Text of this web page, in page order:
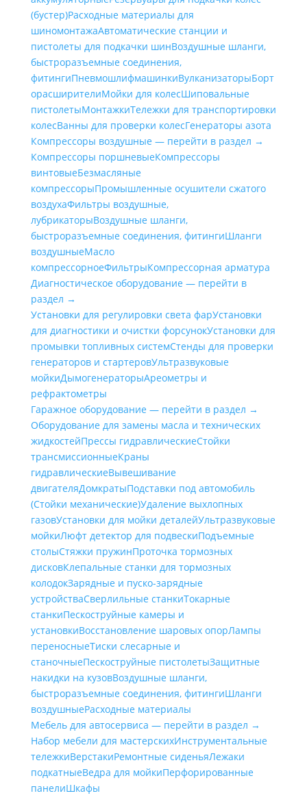
(бустер)Расходные материалы для
шиномонтажаАвтоматические станции и
пистолеты для подкачки шинВоздушные шланги,
быстроразъемные соединения,
фитингиПневмошлифмашинкиВулканизаторыБорт
орасширителиМойки для колесШиповальные
пистолетыМонтажкиТележки для транспортировки
колесВанны для проверки колесГенераторы азота
Компрессоры воздушные — перейти в раздел →
Компрессоры поршневыеКомпрессоры
винтовыеБезмасляные
компрессорыПромышленные осушители сжатого
воздухаФильтры воздушные,
лубрикаторыВоздушные шланги,
быстроразъемные соединения, фитингиШланги
воздушныеМасло
компрессорноеФильтрыКомпрессорная арматура
Диагностическое оборудование — перейти в
раздел →
Установки для регулировки света фарУстановки
для диагностики и очистки форсунокУстановки для
промывки топливных системСтенды для проверки
генераторов и стартеровУльтразвуковые
мойкиДымогенераторыАреометры и
рефрактометры
Гаражное оборудование — перейти в раздел →
Оборудование для замены масла и технических
жидкостейПрессы гидравлическиеСтойки
трансмиссионныеКраны
гидравлическиеВывешивание
двигателяДомкратыПодставки под автомобиль
(Стойки механические)Удаление выхлопных
газовУстановки для мойки деталейУльтразвуковые
мойкиЛюфт детектор для подвескиПодъемные
столыСтяжки пружинПроточка тормозных
дисковКлепальные станки для тормозных
колодокЗарядные и пуско-зарядные
устройстваСверлильные станкиТокарные
станкиПескоструйные камеры и
установкиВосстановление шаровых опорЛампы
переносныеТиски слесарные и
станочныеПескоструйные пистолетыЗащитные
накидки на кузовВоздушные шланги,
быстроразъемные соединения, фитингиШланги
воздушныеРасходные материалы
Мебель для автосервиса — перейти в раздел →
Набор мебели для мастерскихИнструментальные
тележкиВерстакиРемонтные сиденьяЛежаки
подкатныеВедра для мойкиПерфорированные
панелиШкафы